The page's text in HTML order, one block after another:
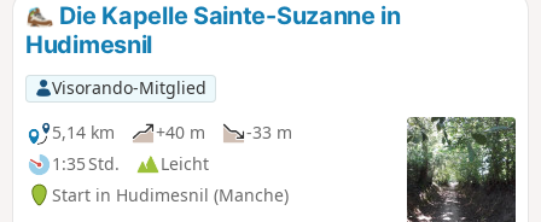
Die Kapelle Sainte-Suzanne in
Hudimesnil
Visorando-Mitglied
5,14 km
+40 m
-33 m
1:35 Std.
Leicht
Start in Hudimesnil (Manche)